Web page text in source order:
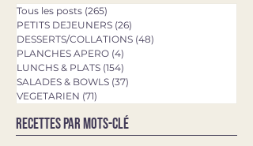
Tous les posts (265)
PETITS DEJEUNERS (26)
DESSERTS/COLLATIONS (48)
PLANCHES APERO (4)
LUNCHS & PLATS (154)
SALADES & BOWLS (37)
VEGETARIEN (71)
Recettes par mots-clé